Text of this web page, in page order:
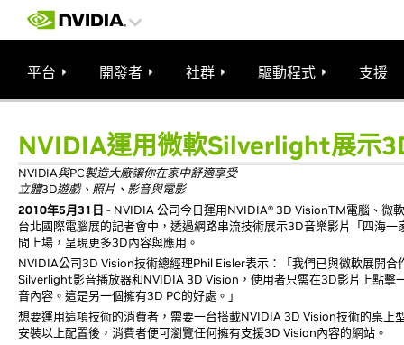
平台 開發者 社群 驅動程式 支援
NVIDIA運用微軟Silverlight展示
NVIDIA與PC製造大廠讓你在家中舒適享受
立體3D遊戲、照片、影音與電影
2010年5月31日 - NVIDIA 公司今日運用NVIDIA® 3D VisionTM電腦、
台北國際電腦展的記者會中，透過網路串流技術展示3D音樂影片「四海
間上場，呈現更多3D內容與應用。
NVIDIA公司3D Vision技術總經理Phil Eisler表示：「我們已與微軟展開
Silverlight影音播放器和NVIDIA 3D Vision，使用者只需在3D影片上點擊
音內容。這是另一個擁有3D PC的好處。」
想要運用這項技術的消費者，需要一台搭載NVIDIA 3D Vision技術的桌
安裝以上配置後，消費者便可瀏覽任何擁有支援3D Vision內容的網站。